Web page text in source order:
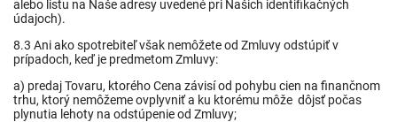
alebo listu na Naše adresy uvedené pri Našich identifikačných
údajoch).
8.3 Ani ako spotrebiteľ však nemôžete od Zmluvy odstúpiť v
prípadoch, keď je predmetom Zmluvy:
a) predaj Tovaru, ktorého Cena závisí od pohybu cien na finančnom
trhu, ktorý nemôžeme ovplyvniť a ku ktorému môže dôjsť počas
plynutia lehoty na odstúpenie od Zmluvy;